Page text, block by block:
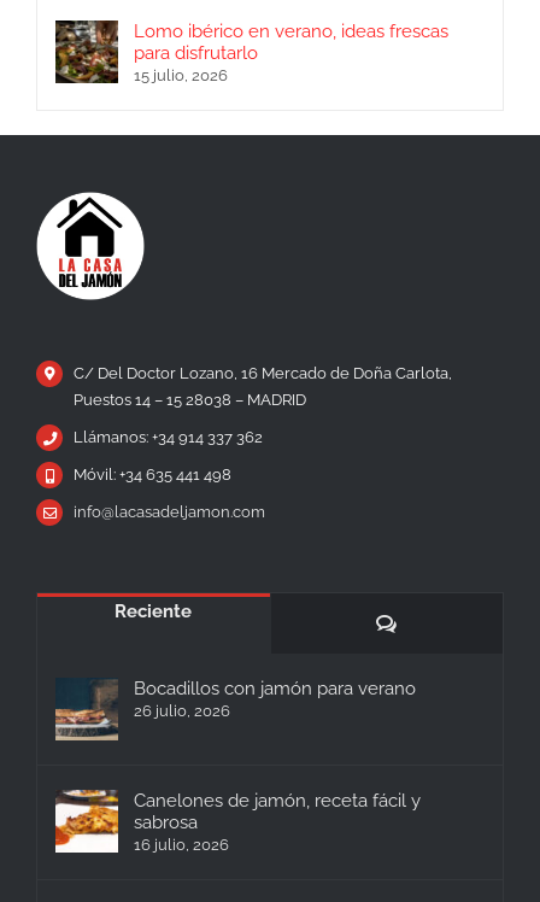
Lomo ibérico en verano, ideas frescas
para disfrutarlo
15 julio, 2026
C/ Del Doctor Lozano, 16 Mercado de Doña Carlota,
Puestos 14 – 15 28038 – MADRID
Llámanos: +34 914 337 362
Móvil: +34 635 441 498
info@lacasadeljamon.com
Reciente
Comentarios
Bocadillos con jamón para verano
26 julio, 2026
Canelones de jamón, receta fácil y
sabrosa
16 julio, 2026